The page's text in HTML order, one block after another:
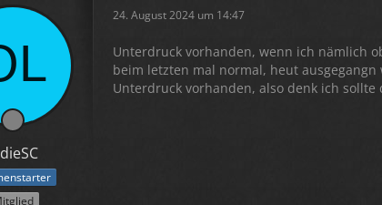
24. August 2024 um 14:47
Unterdruck vorhanden, wenn ich nämlich
beim letzten mal normal, heut
Unterdruck vorhanden, also denk ich sollte